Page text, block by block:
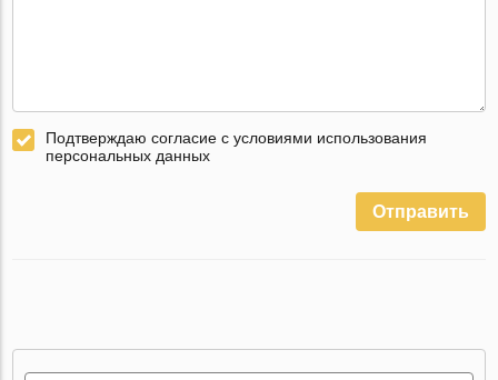
Подтверждаю согласие с условиями использования
персональных данных
Отправить